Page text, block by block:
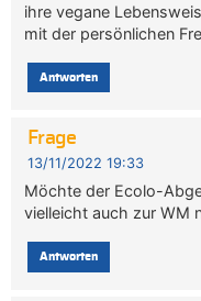
ihre vegane
mit der persönlichen
Antworten
Frage
13/11/2022 19:33
Möchte der Ecolo-
vielleicht auch zur WM
Antworten